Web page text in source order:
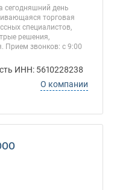
сегодняшний день
торговая
специалистов,
решения,
Прием звонков: с 9:00
ИНН: 5610228238
О компании